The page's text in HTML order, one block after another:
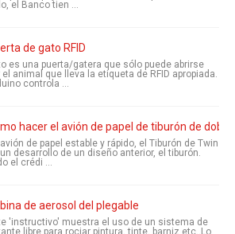
el Banco tien ...
de gato RFID
es una puerta/gatera que sólo puede abrirse
el animal que lleva la etiqueta de RFID apropiada.
controla ...
hacer el avión de papel de tiburón de doble
de papel estable y rápido, el Tiburón de Twin
desarrollo de un diseño anterior, el tiburón.
el crédi ...
de aerosol del plegable
'instructivo' muestra el uso de un sistema de
libre para rociar pintura, tinte, barniz etc..Lo